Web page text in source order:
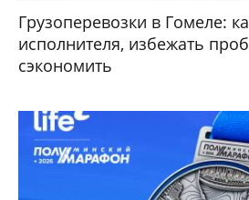
Грузоперевозки в Гомеле:
исполнителя, избежать
сэкономить